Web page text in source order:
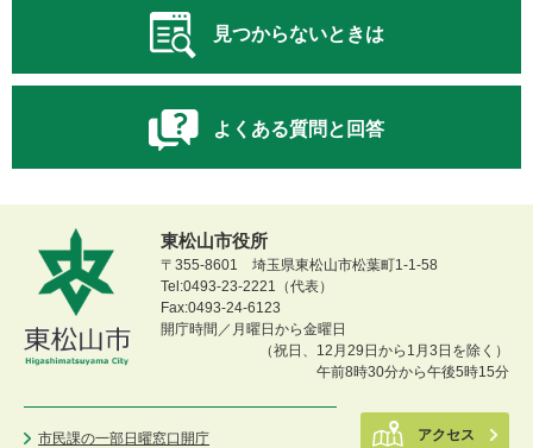
見つからないときは
よくある質問と回答
東松山市役所
〒355-8601 埼玉県東松山市松葉町1-1-58
Tel:0493-23-2221（代表）
Fax:0493-24-6123
開庁時間／月曜日から金曜日
（祝日、12月29日から1月3日を除く）
午前8時30分から午後5時15分
市民課の一部日曜窓口開庁
アクセス